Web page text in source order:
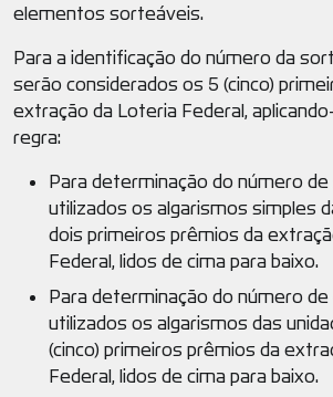
elementos sorteáveis.
Para a identificação do número da
serão considerados os 5 (cinco)
extração da Loteria Federal,
regra:
Para determinação do número
utilizados os algarismos simples
dois primeiros prêmios da
Federal, lidos de cima para baixo.
Para determinação do número
utilizados os algarismos das
(cinco) primeiros prêmios da
Federal, lidos de cima para baixo.